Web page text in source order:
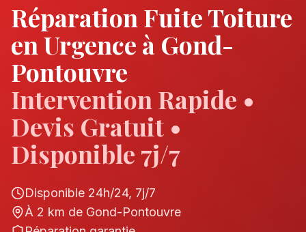
Réparation Fuite Toiture
en Urgence à Gond-
Pontouvre
Intervention Rapide •
Devis Gratuit •
Disponible 7j/7
Disponible 24h/24, 7j/7
À 2 km de Gond-Pontouvre